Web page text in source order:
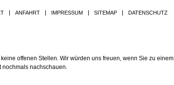
ANFAHRT IMPRESSUM SITEMAP DATENSCHUTZ
offenen Stellen. Wir würden uns freuen, wenn Sie zu einem
nochmals nachschauen.